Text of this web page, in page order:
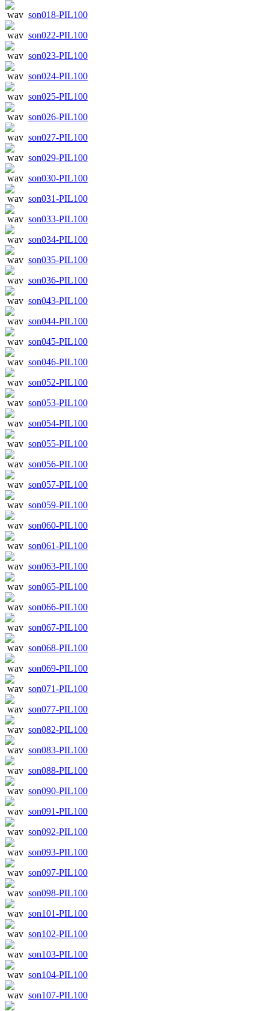
son018-PIL100
son022-PIL100
son023-PIL100
son024-PIL100
son025-PIL100
son026-PIL100
son027-PIL100
son029-PIL100
son030-PIL100
son031-PIL100
son033-PIL100
son034-PIL100
son035-PIL100
son036-PIL100
son043-PIL100
son044-PIL100
son045-PIL100
son046-PIL100
son052-PIL100
son053-PIL100
son054-PIL100
son055-PIL100
son056-PIL100
son057-PIL100
son059-PIL100
son060-PIL100
son061-PIL100
son063-PIL100
son065-PIL100
son066-PIL100
son067-PIL100
son068-PIL100
son069-PIL100
son071-PIL100
son077-PIL100
son082-PIL100
son083-PIL100
son088-PIL100
son090-PIL100
son091-PIL100
son092-PIL100
son093-PIL100
son097-PIL100
son098-PIL100
son101-PIL100
son102-PIL100
son103-PIL100
son104-PIL100
son107-PIL100